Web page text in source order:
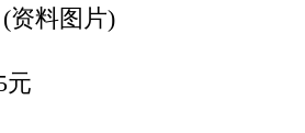
(资料图片)
元